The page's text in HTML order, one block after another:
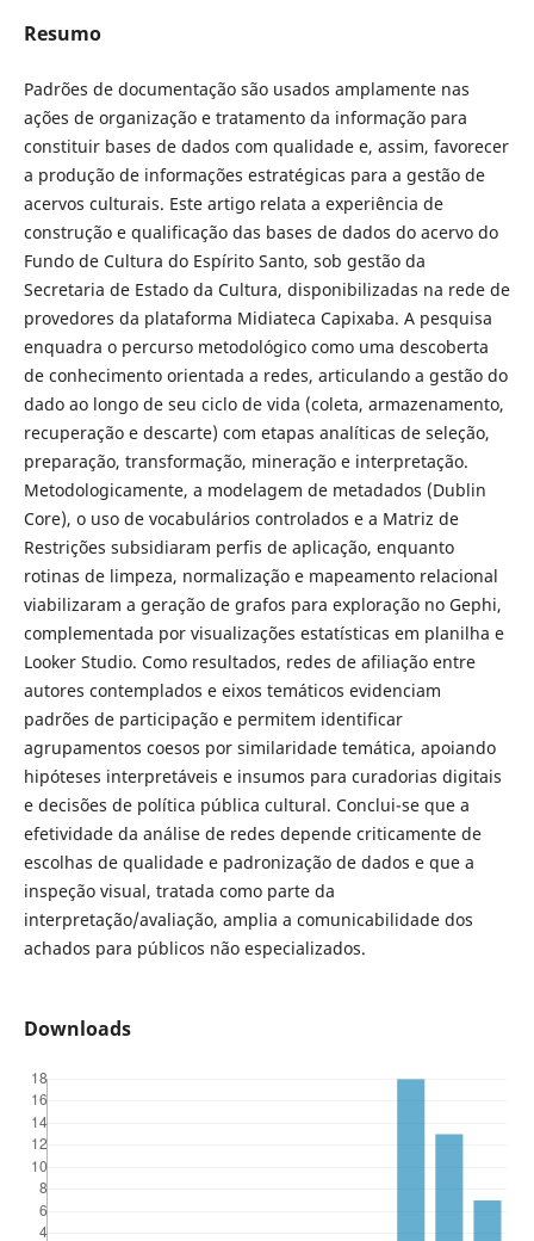
Resumo
Padrões de documentação são usados amplamente nas
ações de organização e tratamento da informação para
constituir bases de dados com qualidade e, assim, favorecer
a produção de informações estratégicas para a gestão de
acervos culturais. Este artigo relata a experiência de
construção e qualificação das bases de dados do acervo do
Fundo de Cultura do Espírito Santo, sob gestão da
Secretaria de Estado da Cultura, disponibilizadas na rede de
provedores da plataforma Midiateca Capixaba. A pesquisa
enquadra o percurso metodológico como uma descoberta
de conhecimento orientada a redes, articulando a gestão do
dado ao longo de seu ciclo de vida (coleta, armazenamento,
recuperação e descarte) com etapas analíticas de seleção,
preparação, transformação, mineração e interpretação.
Metodologicamente, a modelagem de metadados (Dublin
Core), o uso de vocabulários controlados e a Matriz de
Restrições subsidiaram perfis de aplicação, enquanto
rotinas de limpeza, normalização e mapeamento relacional
viabilizaram a geração de grafos para exploração no Gephi,
complementada por visualizações estatísticas em planilha e
Looker Studio. Como resultados, redes de afiliação entre
autores contemplados e eixos temáticos evidenciam
padrões de participação e permitem identificar
agrupamentos coesos por similaridade temática, apoiando
hipóteses interpretáveis e insumos para curadorias digitais
e decisões de política pública cultural. Conclui-se que a
efetividade da análise de redes depende criticamente de
escolhas de qualidade e padronização de dados e que a
inspeção visual, tratada como parte da
interpretação/avaliação, amplia a comunicabilidade dos
achados para públicos não especializados.
Downloads